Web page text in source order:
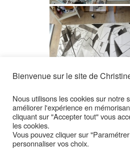
MONTRER UN
Bienvenue sur le site de
Nous utilisons les cookies sur notre
améliorer l'expérience en
cliquant sur "Accepter tout" vous
les cookies.
Vous pouvez cliquer sur
personnaliser vos choix.